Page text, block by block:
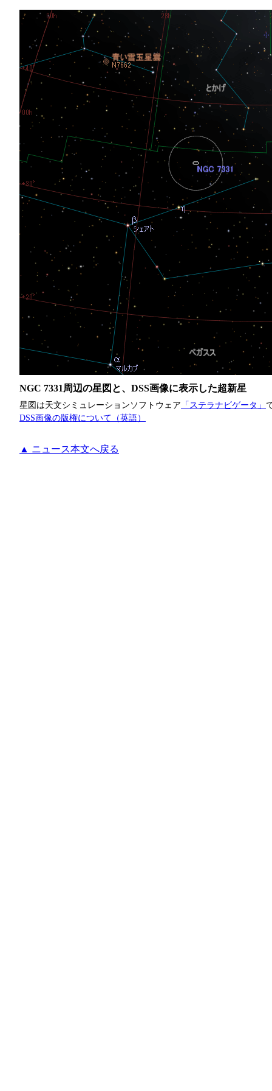
NGC 7331周辺の星図と、DSS画像に表示した超新星
星図は天文シミュレーションソフトウェア 「ステラナビゲータ」
DSS画像の版権について（英語）
▲ ニュース本文へ戻る